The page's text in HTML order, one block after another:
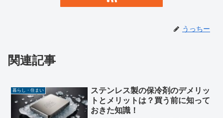
うっちー
関連記事
暮らし・住まい
ステンレス製の保冷剤のデメリッ
トとメリットは？買う前に知って
おきた知識！